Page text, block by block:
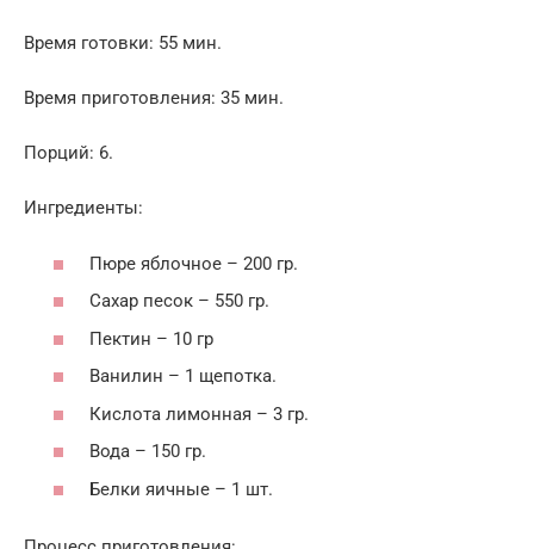
Время готовки: 55 мин.
Время приготовления: 35 мин.
Порций: 6.
Ингредиенты:
Пюре яблочное – 200 гр.
Сахар песок – 550 гр.
Пектин – 10 гр
Ванилин – 1 щепотка.
Кислота лимонная – 3 гр.
Вода – 150 гр.
Белки яичные – 1 шт.